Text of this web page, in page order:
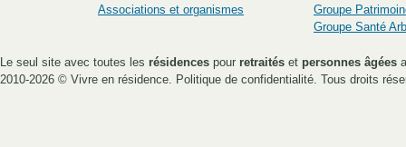
Associations et organismes
Groupe
Groupe Santé
Le seul site avec toutes les résidences pour retraités et personnes âgées
2010-2026 © Vivre en résidence Politique de confidentialité . Tous droits